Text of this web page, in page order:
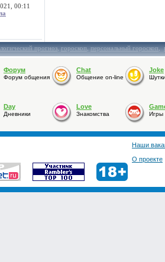
00:11
прогноз,гороскоп,персональный гороскоп,
Форум
Форум общения
Chat
Общение on-line
Joke
Day
Дневники
Love
Знакомства Игры
Наши
О проекте